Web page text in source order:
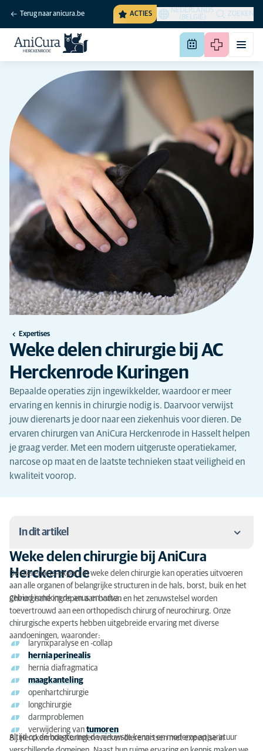
Terug naar anicura.be ACTIES
NEDERLANDS
(BELGIË)
ZOEKEN
Expertises
Weke delen chirurgie bij AC
Herckenrode Kuringen
Bepaalde operaties zijn ingewikkelder, waardoor er meer
ervaring en kennis in chirurgie nodig is. Daarvoor verwijst
jouw dierenarts je door naar een ziekenhuis voor dieren. De
ervaren chirurgen van AniCura Herckenrode in Hasselt helpen
je graag verder. Met een modern uitgeruste operatiekamer,
narcose op maat en de laatste technieken staat veiligheid en
kwaliteit voorop.
In dit artikel
Weke delen chirurgie bij AniCura Herckenrode
Dierenarts-experten weke delen chirurgie
Vragen of advies?
Weke delen chirurgie bij AniCura
Herckenrode
De dierenarts-expert in weke delen chirurgie kan operaties uitvoeren
aan alle organen of belangrijke structuren in de hals, borst, buik en het
gebied rondom de anus en vulva.
Chirurgische ingrepen aan botten en het zenuwstelsel worden
toevertrouwd aan een orthopedisch chirurg of neurochirurg. Onze
chirurgische experts hebben uitgebreide ervaring met diverse
aandoeningen, waaronder:
larynxparalyse en -collap
hernia perinealis
hernia diafragmatica
maagkanteling
openhartchirurgie
longchirurgie
darmproblemen
verwijdering van tumoren
Altijd op de hoogte met de nieuwste kennis en moderneapparatuur
Bij Herckenrode Kuringen werken dierenartsen met expertise in